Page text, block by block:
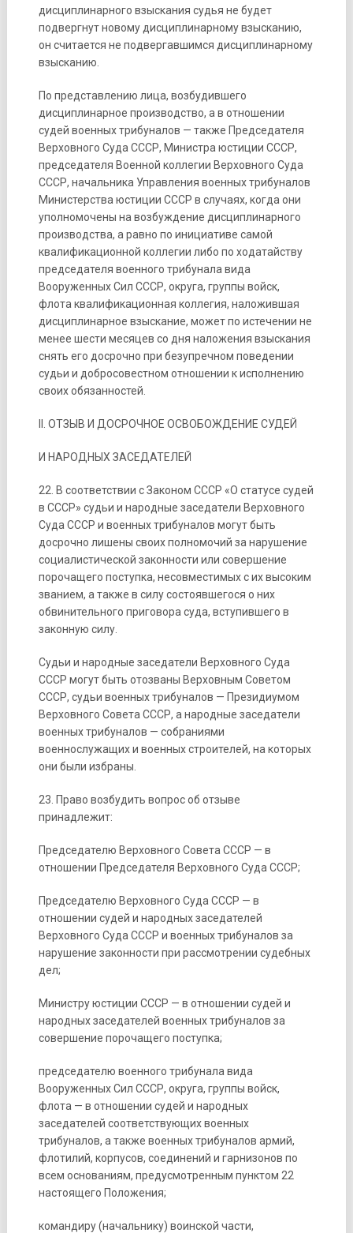
дисциплинарного взыскания судья не будет
подвергнут новому дисциплинарному взысканию,
он считается не подвергавшимся дисциплинарному
взысканию.
По представлению лица, возбудившего
дисциплинарное производство, а в отношении
судей военных трибуналов — также Председателя
Верховного Суда СССР, Министра юстиции СССР,
председателя Военной коллегии Верховного Суда
СССР, начальника Управления военных трибуналов
Министерства юстиции СССР в случаях, когда они
уполномочены на возбуждение дисциплинарного
производства, а равно по инициативе самой
квалификационной коллегии либо по ходатайству
председателя военного трибунала вида
Вооруженных Сил СССР, округа, группы войск,
флота квалификационная коллегия, наложившая
дисциплинарное взыскание, может по истечении не
менее шести месяцев со дня наложения взыскания
снять его досрочно при безупречном поведении
судьи и добросовестном отношении к исполнению
своих обязанностей.
II. ОТЗЫВ И ДОСРОЧНОЕ ОСВОБОЖДЕНИЕ СУДЕЙ
И НАРОДНЫХ ЗАСЕДАТЕЛЕЙ
22. В соответствии с Законом СССР «О статусе судей
в СССР» судьи и народные заседатели Верховного
Суда СССР и военных трибуналов могут быть
досрочно лишены своих полномочий за нарушение
социалистической законности или совершение
порочащего поступка, несовместимых с их высоким
званием, а также в силу состоявшегося о них
обвинительного приговора суда, вступившего в
законную силу.
Судьи и народные заседатели Верховного Суда
СССР могут быть отозваны Верховным Советом
СССР, судьи военных трибуналов — Президиумом
Верховного Совета СССР, а народные заседатели
военных трибуналов — собраниями
военнослужащих и военных строителей, на которых
они были избраны.
23. Право возбудить вопрос об отзыве
принадлежит:
Председателю Верховного Совета СССР — в
отношении Председателя Верховного Суда СССР;
Председателю Верховного Суда СССР — в
отношении судей и народных заседателей
Верховного Суда СССР и военных трибуналов за
нарушение законности при рассмотрении судебных
дел;
Министру юстиции СССР — в отношении судей и
народных заседателей военных трибуналов за
совершение порочащего поступка;
председателю военного трибунала вида
Вооруженных Сил СССР, округа, группы войск,
флота — в отношении судей и народных
заседателей соответствующих военных
трибуналов, а также военных трибуналов армий,
флотилий, корпусов, соединений и гарнизонов по
всем основаниям, предусмотренным пунктом 22
настоящего Положения;
командиру (начальнику) воинской части,